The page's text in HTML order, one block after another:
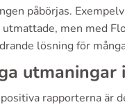
påbörjas.
men med
lösning för
utmaningar
rapporterna är